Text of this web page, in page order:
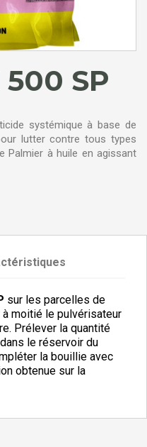
SP
systémique à base de
lutter contre tous types
Palmier à huile en agissant
sur les parcelles de
à moitié le pulvérisateur
Prélever la quantité
le réservoir du
la bouillie avec
obtenue sur la